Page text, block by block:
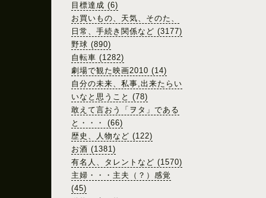
目標達成 (6)
お買いもの、天気、そのた、
日常、手続き関係など (3177)
野球 (890)
自転車 (1282)
劇場で観た映画2010 (14)
自分の未来、私事,出来たらい
いなと思うこと (78)
敢えて言おう「ヲタ」である
と・・・ (66)
歴史、人物など (122)
お酒 (1381)
有名人、タレントなど (1570)
主婦・・・主夫（？）感覚
(45)